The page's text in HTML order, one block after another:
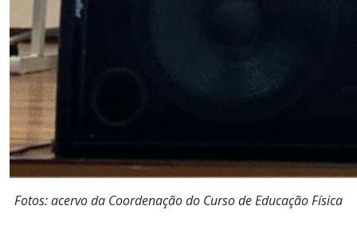
Fotos: acervo da Coordenação do Curso de Educação Física